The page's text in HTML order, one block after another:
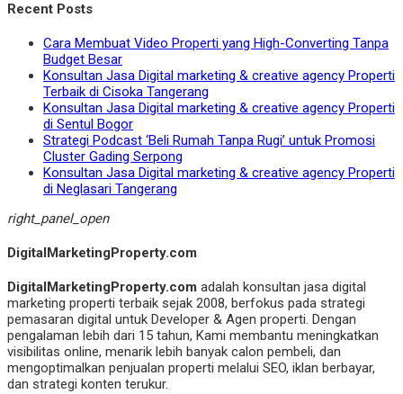
Recent Posts
Cara Membuat Video Properti yang High-Converting Tanpa
Budget Besar
Konsultan Jasa Digital marketing & creative agency Properti
Terbaik di Cisoka Tangerang
Konsultan Jasa Digital marketing & creative agency Properti
di Sentul Bogor
Strategi Podcast ‘Beli Rumah Tanpa Rugi’ untuk Promosi
Cluster Gading Serpong
Konsultan Jasa Digital marketing & creative agency Properti
di Neglasari Tangerang
right_panel_open
DigitalMarketingProperty.com
DigitalMarketingProperty.com adalah konsultan jasa digital
marketing properti terbaik sejak 2008, berfokus pada strategi
pemasaran digital untuk Developer & Agen properti. Dengan
pengalaman lebih dari 15 tahun, Kami membantu meningkatkan
visibilitas online, menarik lebih banyak calon pembeli, dan
mengoptimalkan penjualan properti melalui SEO, iklan berbayar,
dan strategi konten terukur.